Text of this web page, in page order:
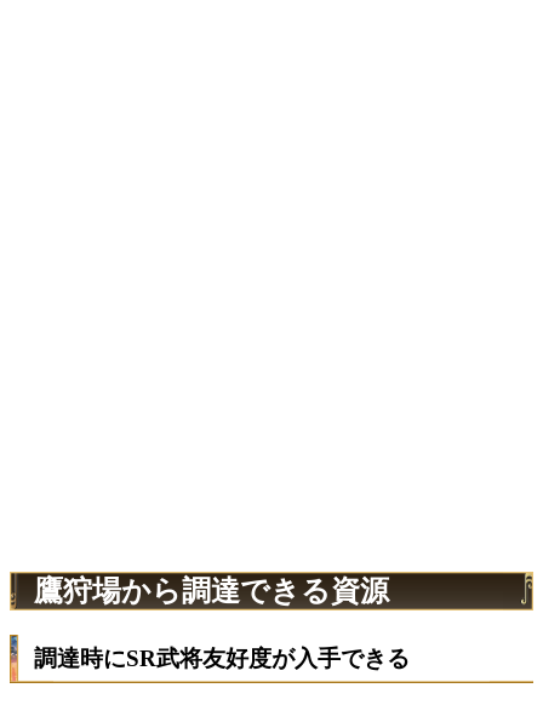
鷹狩場から調達できる資源
調達時にSR武将友好度が入手できる